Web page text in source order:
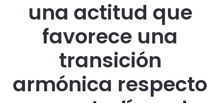
una actitud que
favorece una
transición
armónica respecto